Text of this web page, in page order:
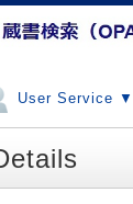
User Service ▼